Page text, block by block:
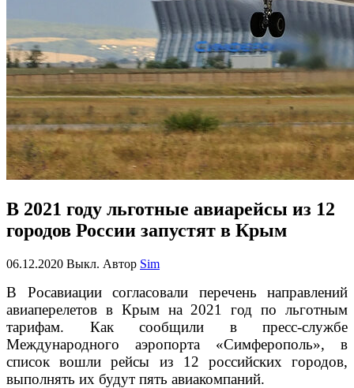
В 2021 году льготные авиарейсы из 12
городов России запустят в Крым
06.12.2020 Выкл. Автор Sim
В Росавиации согласовали перечень направлений
авиаперелетов в Крым на 2021 год по льготным
тарифам. Как сообщили в пресс-службе
Международного аэропорта «Симферополь», в
список вошли рейсы из 12 российских городов,
выполнять их будут пять авиакомпаний.